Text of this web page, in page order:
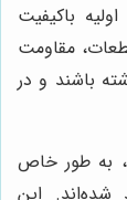
باکیفیت
مقاومت
باشند و در
به طور خاص
شده‌اند. این